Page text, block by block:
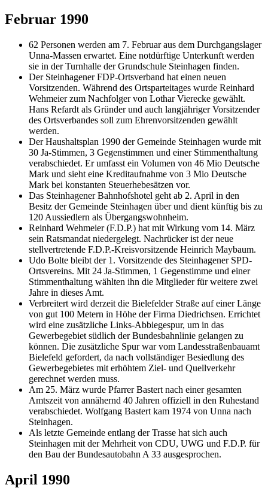
Februar 1990
62 Personen werden am 7. Februar aus dem Durchgangslager
Unna-Massen erwartet. Eine notdürftige Unterkunft werden
sie in der Turnhalle der Grundschule Steinhagen finden.
Der Steinhagener FDP-Ortsverband hat einen neuen
Vorsitzenden. Während des Ortsparteitages wurde Reinhard
Wehmeier zum Nachfolger von Lothar Vierecke gewählt.
Hans Refardt als Gründer und auch langjähriger Vorsitzender
des Ortsverbandes soll zum Ehrenvorsitzenden gewählt
werden.
Der Haushaltsplan 1990 der Gemeinde Steinhagen wurde mit
30 Ja-Stimmen, 3 Gegenstimmen und einer Stimmenthaltung
verabschiedet. Er umfasst ein Volumen von 46 Mio Deutsche
Mark und sieht eine Kreditaufnahme von 3 Mio Deutsche
Mark bei konstanten Steuerhebesätzen vor.
Das Steinhagener Bahnhofshotel geht ab 2. April in den
Besitz der Gemeinde Steinhagen über und dient künftig bis zu
120 Aussiedlern als Übergangswohnheim.
Reinhard Wehmeier (F.D.P.) hat mit Wirkung vom 14. März
sein Ratsmandat niedergelegt. Nachrücker ist der neue
stellvertretende F.D.P.-Kreisvorsitzende Heinrich Maybaum.
Udo Bolte bleibt der 1. Vorsitzende des Steinhagener SPD-
Ortsvereins. Mit 24 Ja-Stimmen, 1 Gegenstimme und einer
Stimmenthaltung wählten ihn die Mitglieder für weitere zwei
Jahre in dieses Amt.
Verbreitert wird derzeit die Bielefelder Straße auf einer Länge
von gut 100 Metern in Höhe der Firma Diedrichsen. Errichtet
wird eine zusätzliche Links-Abbiegespur, um in das
Gewerbegebiet südlich der Bundesbahnlinie gelangen zu
können. Die zusätzliche Spur war vom Landesstraßenbauamt
Bielefeld gefordert, da nach vollständiger Besiedlung des
Gewerbegebietes mit erhöhtem Ziel- und Quellverkehr
gerechnet werden muss.
Am 25. März wurde Pfarrer Bastert nach einer gesamten
Amtszeit von annähernd 40 Jahren offiziell in den Ruhestand
verabschiedet. Wolfgang Bastert kam 1974 von Unna nach
Steinhagen.
Als letzte Gemeinde entlang der Trasse hat sich auch
Steinhagen mit der Mehrheit von CDU, UWG und F.D.P. für
den Bau der Bundesautobahn A 33 ausgesprochen.
April 1990